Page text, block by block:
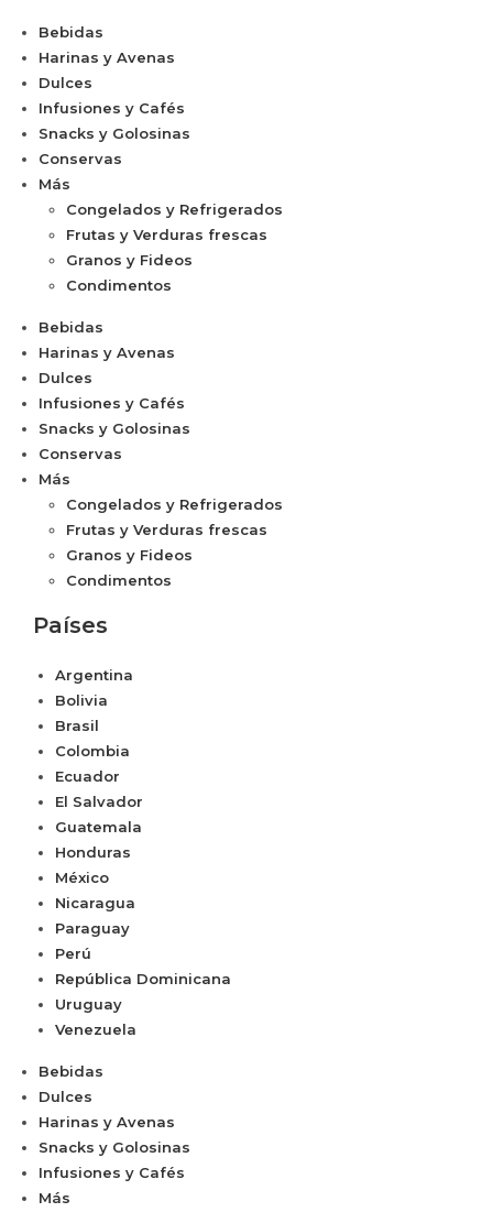
Bebidas
Harinas y Avenas
Dulces
Infusiones y Cafés
Snacks y Golosinas
Conservas
Más
Congelados y Refrigerados
Frutas y Verduras frescas
Granos y Fideos
Condimentos
Bebidas
Harinas y Avenas
Dulces
Infusiones y Cafés
Snacks y Golosinas
Conservas
Más
Congelados y Refrigerados
Frutas y Verduras frescas
Granos y Fideos
Condimentos
Países
Argentina
Bolivia
Brasil
Colombia
Ecuador
El Salvador
Guatemala
Honduras
México
Nicaragua
Paraguay
Perú
República Dominicana
Uruguay
Venezuela
Bebidas
Dulces
Harinas y Avenas
Snacks y Golosinas
Infusiones y Cafés
Más